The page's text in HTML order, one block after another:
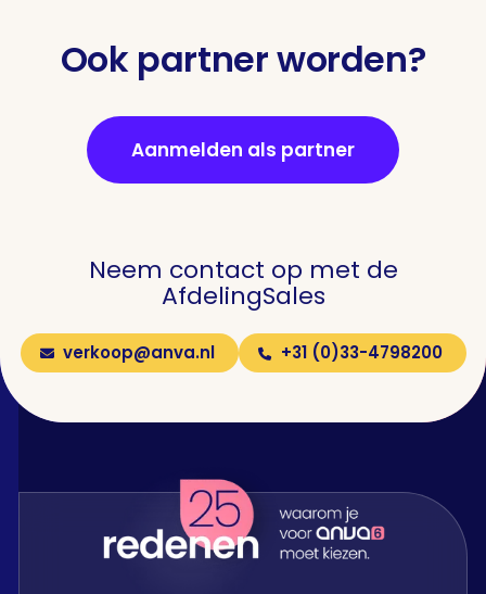
Ook partner worden?
Aanmelden als partner
Neem contact op met de
AfdelingSales
verkoop@anva.nl +31 (0)33-4798200